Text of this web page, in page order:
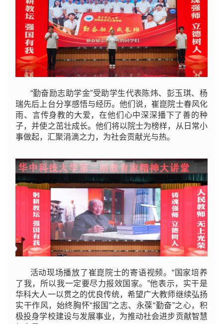
“勤奋励志助学金”受助学生代表陈炜、彭玉琪、杨
瑞先后上台分享感悟与经历。他们说，崔崑院士春风化
雨、言传身教的大爱，在他们心中深深播下了善的种
子，并使之茁壮成长。他们将以院士为榜样，从日常小
事做起，汇聚涓滴之力，为社会贡献光与热。
活动现场播放了崔崑院士的寄语视频。“国家培养
了我，所以我一定要尽力报效国家。”他表示，实干是
华科大人一以贯之的优良传统，希望广大教师继续弘扬
实干作风，始终胸怀“报国”之志、永葆“勤奋”之心，积
极投身学校建设与发展事业，为推动社会进步贡献智慧